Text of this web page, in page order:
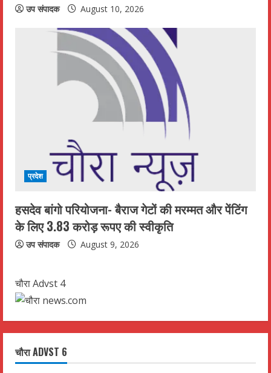
उप संपादक August 10, 2026
प्रदेश
हसदेव बांगो परियोजना- बैराज गेटों की मरम्मत और पेंटिंग
के लिए 3.83 करोड़ रूपए की स्वीकृति
उप संपादक August 9, 2026
चौरा Advst 4
चौरा ADVST 6